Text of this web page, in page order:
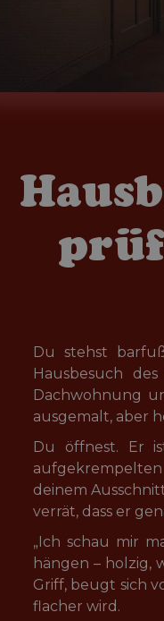
Du stehst
Hausbesuch
Dachwohnung
ausgemalt, aber
Du öffnest. Er
deinem
verrät, dass er
„Ich schau mir
hängen – holzig,
Griff, beugt sich
flacher wird.